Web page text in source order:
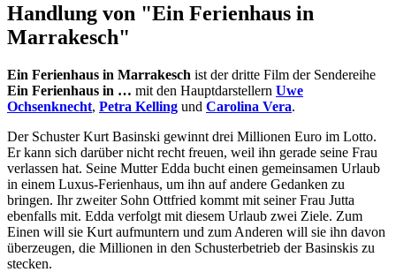
Handlung von "Ein Ferienhaus in
Marrakesch"
Ein Ferienhaus in Marrakesch ist der dritte Film der Sendereihe
Ein Ferienhaus in … mit den Hauptdarstellern Uwe
Ochsenknecht, Petra Kelling und Carolina Vera.
Der Schuster Kurt Basinski gewinnt drei Millionen Euro im Lotto.
Er kann sich darüber nicht recht freuen, weil ihn gerade seine Frau
verlassen hat. Seine Mutter Edda bucht einen gemeinsamen Urlaub
in einem Luxus-Ferienhaus, um ihn auf andere Gedanken zu
bringen. Ihr zweiter Sohn Ottfried kommt mit seiner Frau Jutta
ebenfalls mit. Edda verfolgt mit diesem Urlaub zwei Ziele. Zum
Einen will sie Kurt aufmuntern und zum Anderen will sie ihn davon
überzeugen, die Millionen in den Schusterbetrieb der Basinskis zu
stecken.